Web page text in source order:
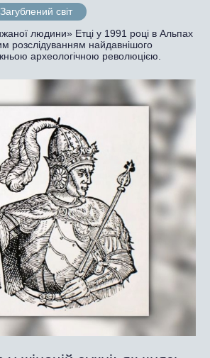
Загублений світ
людини» Етці у 1991 році в Альпах
розслідуванням найдавнішого
археологічною революцією.